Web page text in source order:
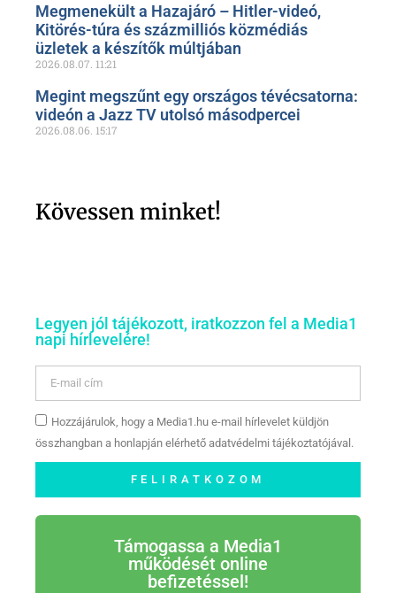
Megmenekült a Hazajáró – Hitler-videó,
Kitörés-túra és százmilliós közmédiás
üzletek a készítők múltjában
2026.08.07. 11:21
Megint megszűnt egy országos tévécsatorna:
videón a Jazz TV utolsó másodpercei
2026.08.06. 15:17
Kövessen minket!
Legyen jól tájékozott, iratkozzon fel a Media1
napi hírlevelére!
Hozzájárulok, hogy a Media1.hu e-mail hírlevelet küldjön
összhangban a honlapján elérhető adatvédelmi tájékoztatójával.
FELIRATKOZOM
Támogassa a Media1
működését online
befizetéssel!